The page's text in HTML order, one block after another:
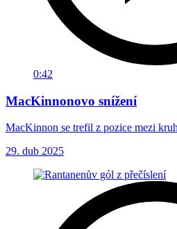
0:42
MacKinnonovo snížení
MacKinnon se trefil z pozice mezi
29. dub 2025